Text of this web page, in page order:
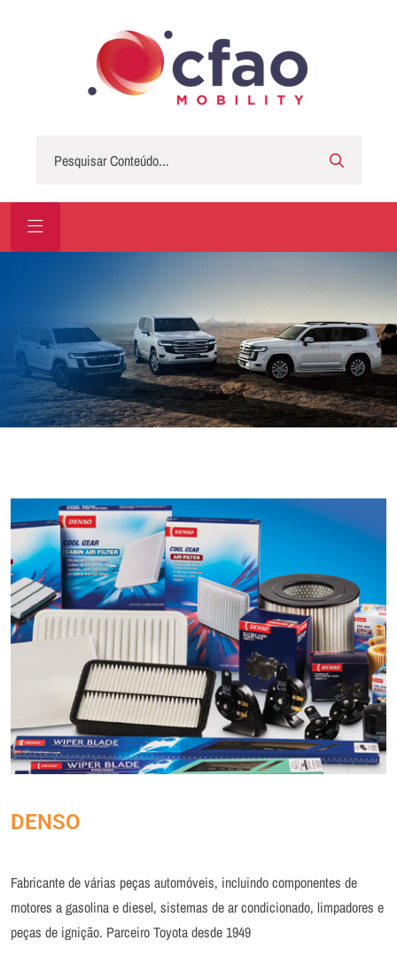
DENSO
Fabricante de várias peças automóveis, incluindo componentes de
motores a gasolina e diesel, sistemas de ar condicionado, limpadores e
peças de ignição. Parceiro Toyota desde 1949